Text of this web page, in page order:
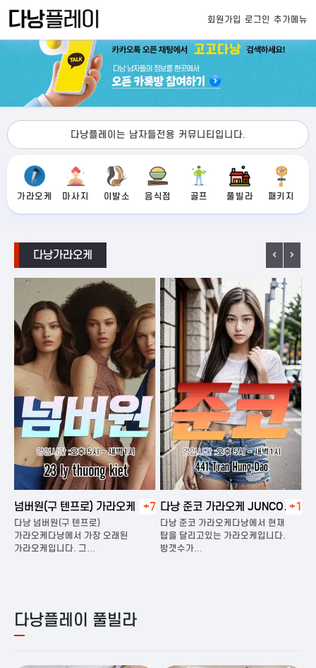
회원가입 로그인 추가메뉴
다낭플레이는 남자들전용 커뮤니티입니다.
가라오케 마사지 이발소 음식점 골프 풀빌라 패키지
다낭가라오케
넘버원(구 텐프로) 가라오케 +7
다낭 넘버원(구 텐프로)
가라오케다낭에서 가장 오래된
가라오케입니다. 그…
다낭 준코 가라오케 JUNCO
KARAOKE
+1
다낭 준코 가라오케다낭에서 현재
탑을 달리고있는 가라오케입니다.
방갯수가…
다낭플레이 풀빌라